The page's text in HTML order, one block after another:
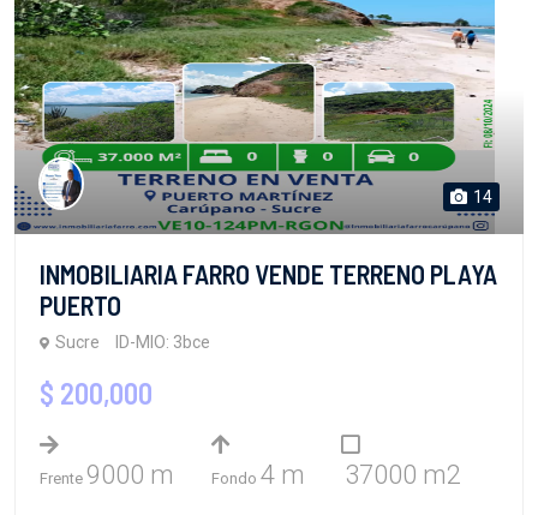
14
INMOBILIARIA FARRO VENDE TERRENO PLAYA
PUERTO
Sucre ID-MIO: 3bce
$ 200,000
Frente 9000 m Fondo 4 m 37000 m2